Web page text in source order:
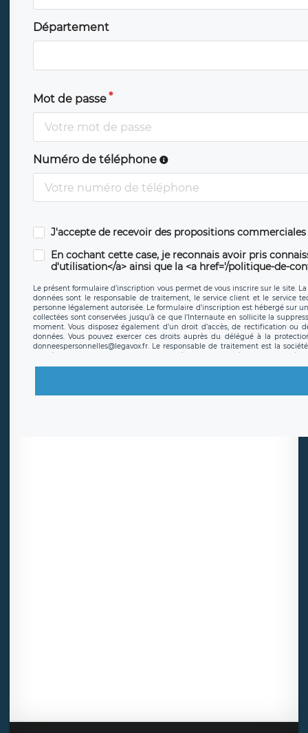
Département
Mot de passe
Numéro de téléphone
J'accepte de recevoir des propositions
En cochant cette case, je reconnais avoir pris
d'utilisation</a> ainsi que la <a href='/politique-de-
Le présent formulaire d’inscription vous permet de vous inscrire sur le site.
données sont le responsable de traitement, le service client et le service
personne légalement autorisée. Le formulaire d’inscription est hébergé sur
collectées sont conservées jusqu’à ce que l’Internaute en sollicite la
moment. Vous disposez également d’un droit d’accès, de rectification
données. Vous pouvez exercer ces droits auprès du délégué à la
donneespersonnelles@legavox.fr. Le responsable de traitement est la